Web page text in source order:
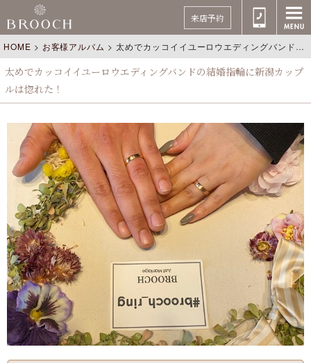
来店予約
HOME > お客様アルバム >太めでカッコイイユーロウエディングバンドの結婚指輪に新潟カップルは惚れた！
太めでカッコイイユーロウエディングバンドの結婚指輪に新潟カップ
ルは惚れた！